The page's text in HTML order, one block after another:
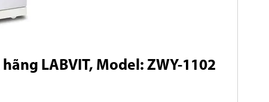
hãng LABVIT, Model: ZWY-1102